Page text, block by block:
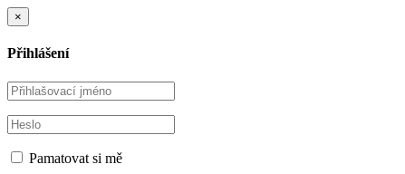
×
Přihlášení
Pamatovat si mě